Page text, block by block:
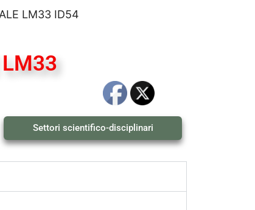
LM33 ID54
LM33
Settori scientifico-disciplinari